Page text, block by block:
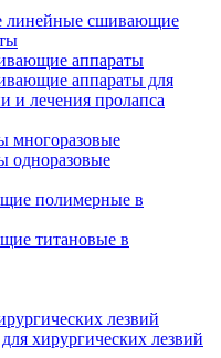
линейные сшивающие
аппараты
аппараты для
и лечения пролапса
многоразовые
одноразовые
полимерные в
титановые в
лезвий
хирургических лезвий